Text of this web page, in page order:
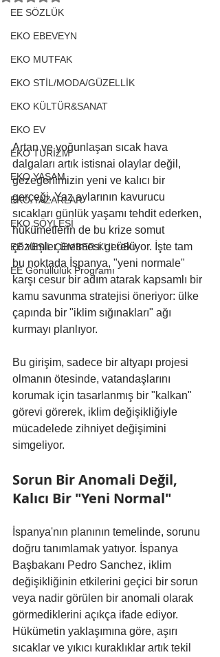
EE SÖZLÜK
EKO EBEVEYN
EKO MUTFAK
EKO STİL/MODA/GÜZELLİK
EKO KÜLTÜR&SANAT
EKO EV
EKO TURİZM
EKO YAŞAM
EKO YAZARLAR
EKO SÖYLEŞİ
EE YEŞİL ÇEMBER KULÜBÜ
EE Gönüllülük Programı
Artan ve yoğunlaşan sıcak hava
dalgaları artık istisnai olaylar değil,
gezegenimizin yeni ve kalıcı bir
gerçeği. Yaz aylarının kavurucu
sıcakları günlük yaşamı tehdit ederken,
hükümetlerin de bu krize somut
çözümler üretmesi gerekiyor. İşte tam
bu noktada İspanya, "yeni normale"
karşı cesur bir adım atarak kapsamlı bir
kamu savunma stratejisi öneriyor: ülke
çapında bir "iklim sığınakları" ağı
kurmayı planlıyor.
Bu girişim, sadece bir altyapı projesi
olmanın ötesinde, vatandaşlarını
korumak için tasarlanmış bir "kalkan"
görevi görerek, iklim değişikliğiyle
mücadelede zihniyet değişimini
simgeliyor.
Sorun Bir Anomali Değil,
Kalıcı Bir "Yeni Normal"
İspanya'nın planının temelinde, sorunu
doğru tanımlamak yatıyor. İspanya
Başbakanı Pedro Sanchez, iklim
değişikliğinin etkilerini geçici bir sorun
veya nadir görülen bir anomali olarak
görmediklerini açıkça ifade ediyor.
Hükümetin yaklaşımına göre, aşırı
sıcaklar ve yıkıcı kuraklıklar artık tekil